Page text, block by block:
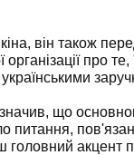
він також
організації про
що
питання,
головний акцент